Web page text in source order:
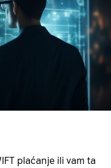
plaćanje ili vam ta